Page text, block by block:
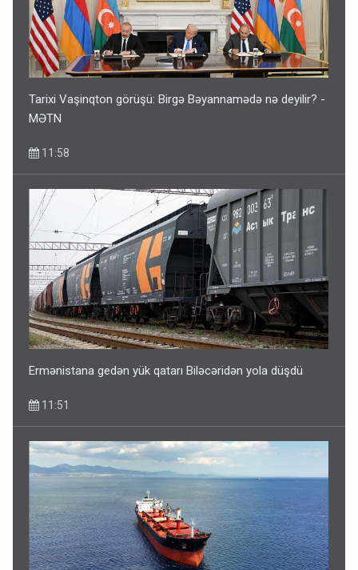
Tarixi Vaşinqton görüşü: Birgə Bəyannamədə nə deyilir? -
MƏTN
11:58
Ermənistana gedən yük qatarı Biləcəridən yola düşdü
11:51